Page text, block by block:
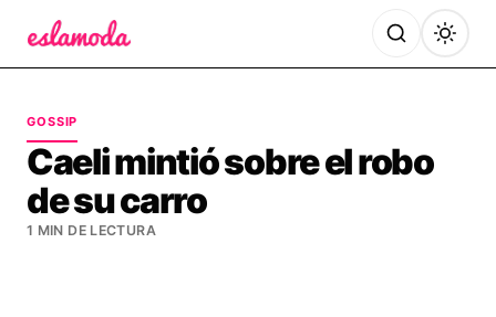
GOSSIP
Caeli mintió sobre el robo
de su carro
1 MIN DE LECTURA